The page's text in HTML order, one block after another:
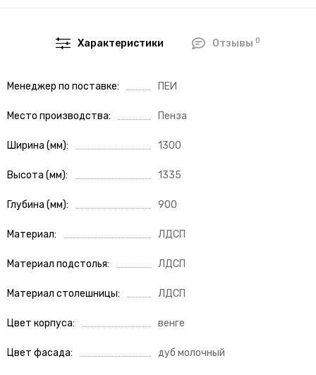
Характеристики Отзывы 0
Менеджер по поставке ПЕИ
Место производства Пенза
Ширина (мм) 1300
Высота (мм) 1335
Глубина (мм) 900
Материал ЛДСП
Материал подстолья ЛДСП
Материал столешницы ЛДСП
Цвет корпуса венге
Цвет фасада дуб молочный